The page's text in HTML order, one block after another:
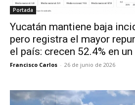
Portada
Yucatán mantiene baja
pero registra el mayor
el país: crecen 52.4% en un
Francisco Carlos - 26 de junio de 2026